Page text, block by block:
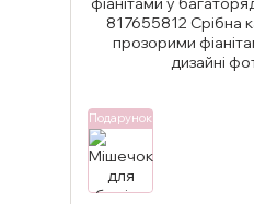
Подарунок